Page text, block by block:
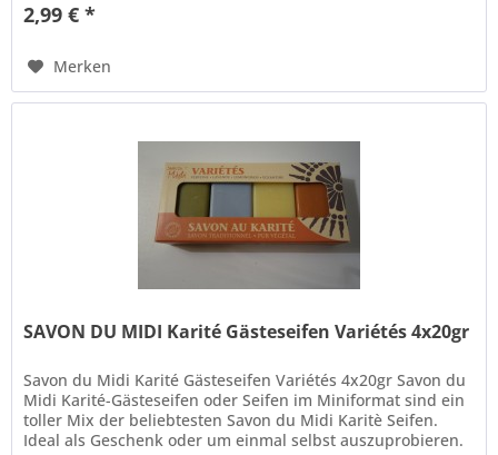
2,99 € *
Merken
SAVON DU MIDI Karité Gästeseifen Variétés 4x20gr
Savon du Midi Karité Gästeseifen Variétés 4x20gr Savon du
Midi Karité-Gästeseifen oder Seifen im Miniformat sind ein
toller Mix der beliebtesten Savon du Midi Karitè Seifen.
Ideal als Geschenk oder um einmal selbst auszuprobieren.